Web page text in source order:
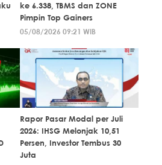
ke 6.338, TBMS dan ZONE
Pimpin Top Gainers
05/08/2026 09:21 WIB
Rapor Pasar Modal per Juli
2026: IHSG Melonjak 10,51
Persen, Investor Tembus 30
Juta